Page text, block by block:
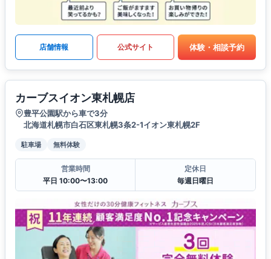
店舗情報 公式サイト 体験・相談予約
カーブスイオン東札幌店
豊平公園駅から車で3分
北海道札幌市白石区東札幌3条2-1イオン東札幌2F
駐車場 無料体験
営業時間
平日 10:00〜13:00
定休日
毎週日曜日